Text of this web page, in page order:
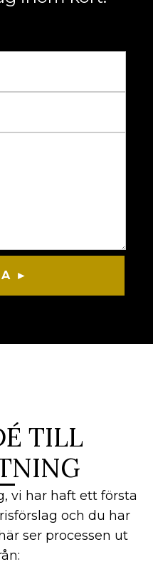
►
TILL
vi har haft ett första
och du har
ser processen ut